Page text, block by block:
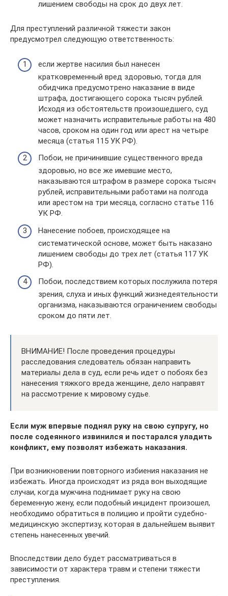
лишением свободы на срок до двух лет.
Для преступлений различной тяжести закон
предусмотрел следующую ответственность:
если жертве насилия был нанесен
кратковременный вред здоровью, тогда для
обидчика предусмотрено наказание в виде
штрафа, достигающего сорока тысяч рублей.
Исходя из обстоятельств произошедшего, суд
может назначить исправительные работы на 480
часов, сроком на один год или арест на четыре
месяца (статья 115 УК РФ).
Побои, не причинившие существенного вреда
здоровью, но все же имевшие место,
наказываются штрафом в размере сорока тысяч
рублей, исправительными работами на полгода
или арестом на три месяца, согласно статье 116
УК РФ.
Нанесение побоев, происходящее на
систематической основе, может быть наказано
лишением свободы до трех лет (статья 117 УК
РФ).
Побои, последствием которых послужила потеря
зрения, слуха и иных функций жизнедеятельности
организма, наказываются ограничением свободы
сроком до пяти лет.
ВНИМАНИЕ! После проведения процедуры
расследования следователь обязан направить
материалы дела в суд, если речь идет о побоях без
нанесения тяжкого вреда женщине, дело направят
на рассмотрение к мировому судье.
Если муж впервые поднял руку на свою супругу, но
после содеянного извинился и постарался уладить
конфликт, ему позволят избежать наказания.
При возникновении повторного избиения наказания не
избежать. Иногда происходят из ряда вон выходящие
случаи, когда мужчина поднимает руку на свою
беременную жену, если подобный инцидент произошел,
необходимо обратиться в полицию и пройти судебно-
медицинскую экспертизу, которая в дальнейшем выявит
степень нанесенных увечий.
Впоследствии дело будет рассматриваться в
зависимости от характера травм и степени тяжести
преступления.